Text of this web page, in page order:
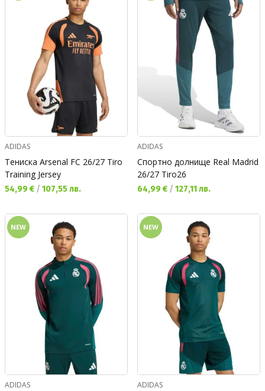
ADIDAS
Тениска Arsenal FC 26/27 Tiro
Training Jersey
Текуща цена:
54,99 € / 107,55 лв.
ADIDAS
Спортно долнище Real Madrid
26/27 Tiro26
Текуща цена:
64,99 € / 127,11 лв.
NEW
ADIDAS
NEW
ADIDAS